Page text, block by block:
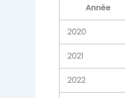
Année
2020
2021
2022